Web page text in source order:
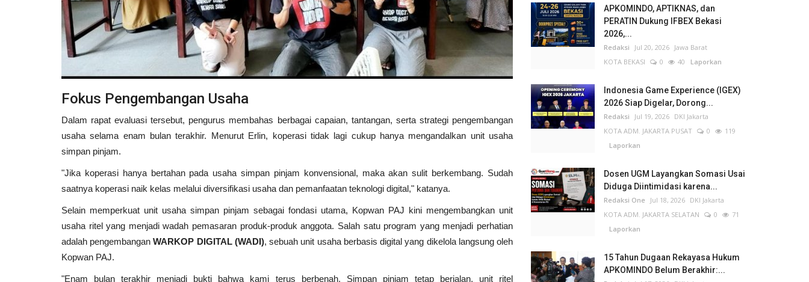
Fokus Pengembangan Usaha
Dalam rapat evaluasi tersebut, pengurus membahas berbagai capaian, tantangan, serta strategi pengembangan
usaha selama enam bulan terakhir. Menurut Erlin, koperasi tidak lagi cukup hanya mengandalkan unit usaha
simpan pinjam.
"Jika koperasi hanya bertahan pada usaha simpan pinjam konvensional, maka akan sulit berkembang. Sudah
saatnya koperasi naik kelas melalui diversifikasi usaha dan pemanfaatan teknologi digital," katanya.
Selain memperkuat unit usaha simpan pinjam sebagai fondasi utama, Kopwan PAJ kini mengembangkan unit
usaha ritel yang menjadi wadah pemasaran produk-produk anggota. Salah satu program yang menjadi perhatian
adalah pengembanganWARKOP DIGITAL (WADI), sebuah unit usaha berbasis digital yang dikelola langsung oleh
Kopwan PAJ.
"Enam bulan terakhir menjadi bukti bahwa kami terus berbenah. Simpan pinjam tetap berjalan, unit ritel
APKOMINDO, APTIKNAS, dan
PERATIN Dukung IFBEX Bekasi
2026,...
Redaksi Jul 20, 2026 Jawa Barat
KOTA BEKASI
0 40 Laporkan
Indonesia Game Experience (IGEX)
2026 Siap Digelar, Dorong...
Redaksi Jul 19, 2026 DKI Jakarta
KOTA ADM. JAKARTA PUSAT
0
119
Laporkan
Dosen UGM Layangkan Somasi Usai
Diduga Diintimidasi karena...
Redaksi One Jul 18, 2026 DKI Jakarta
KOTA ADM. JAKARTA SELATAN
0
71
Laporkan
15 Tahun Dugaan Rekayasa Hukum
APKOMINDO Belum Berakhir:...